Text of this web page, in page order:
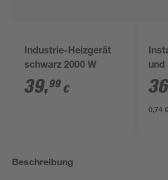
Industrie-Heizgerät
schwarz 2000 W
39,99 €
und
m
0,74
Beschreibung